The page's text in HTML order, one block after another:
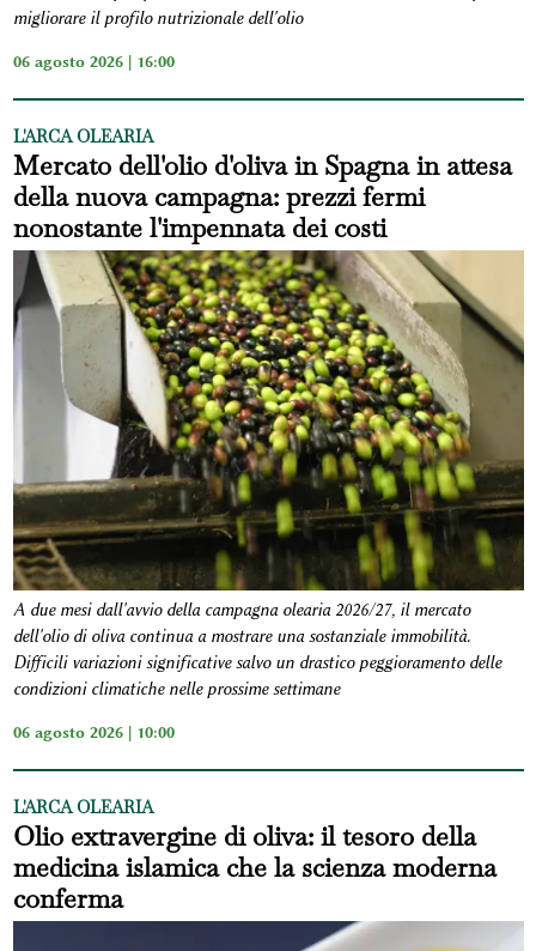
migliorare il profilo nutrizionale dell'olio
06 agosto 2026 | 16:00
L'ARCA OLEARIA
Mercato dell'olio d'oliva in Spagna in attesa
della nuova campagna: prezzi fermi
nonostante l'impennata dei costi
A due mesi dall'avvio della campagna olearia 2026/27, il mercato
dell'olio di oliva continua a mostrare una sostanziale immobilità.
Difficili variazioni significative salvo un drastico peggioramento delle
condizioni climatiche nelle prossime settimane
06 agosto 2026 | 10:00
L'ARCA OLEARIA
Olio extravergine di oliva: il tesoro della
medicina islamica che la scienza moderna
conferma